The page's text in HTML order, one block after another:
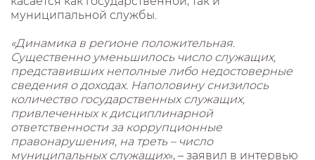
муниципальной службы.
«Динамика в регионе положительная.
Существенно уменьшилось число служащих,
представивших неполные либо недостоверные
сведения о доходах. Наполовину снизилось
количество государственных служащих,
привлеченных к дисциплинарной
ответственности за коррупционные
правонарушения, на треть – число
муниципальных служащих», – заявил в интервью